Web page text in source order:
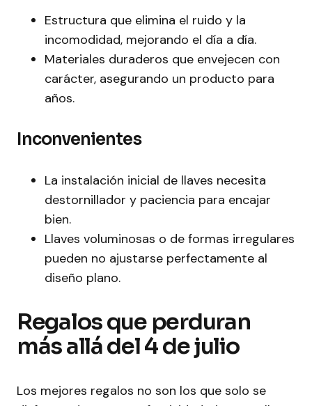
Estructura que elimina el ruido y la
incomodidad, mejorando el día a día.
Materiales duraderos que envejecen con
carácter, asegurando un producto para
años.
Inconvenientes
La instalación inicial de llaves necesita
destornillador y paciencia para encajar
bien.
Llaves voluminosas o de formas irregulares
pueden no ajustarse perfectamente al
diseño plano.
Regalos que perduran
más allá del 4 de julio
Los mejores regalos no son los que solo se